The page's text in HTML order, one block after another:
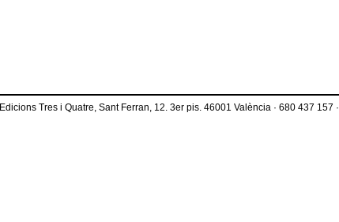
Edicions Tres i Quatre, Sant Ferran, 12. 3er pis. 46001 València · 680 437 157 ·